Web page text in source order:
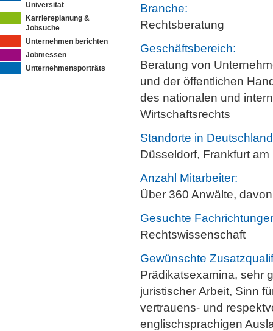
Universität
Karriereplanung &
Jobsuche
Unternehmen berichten
Jobmessen
Unternehmensporträts
Branche:
Rechtsberatung
Geschäftsbereich:
Beratung von
und der öffentlichen
des nationalen und
Wirtschaftsrechts
Standorte in
Düsseldorf, Frankfurt
Anzahl Mitarbeiter:
Über 360 Anwälte,
Gesuchte
Rechtswissenschaft
Gewünschte
Prädikatsexamina, sehr
juristischer Arbeit, Sinn
vertrauens- und
englischsprachigen